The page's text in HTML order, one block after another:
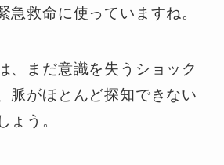
急救命に使っていますね。
、まだ意識を失うショック
脈がほとんど探知できない
ょう。